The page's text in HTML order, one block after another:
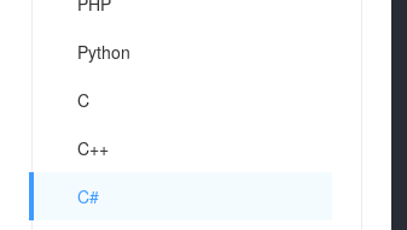
Python
C
C++
C#